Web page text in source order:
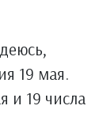
19 мая.
и 19 числа